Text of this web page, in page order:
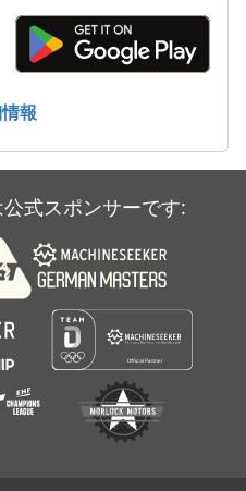
報
式スポンサーです: